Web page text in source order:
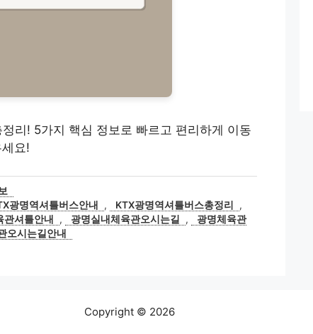
리! 5가지 핵심 정보로 빠르고 편리하게 이동
요!
광명역셔틀버스안내 , KTX광명역셔틀버스총정리
,
관셔틀안내 , 광명실내체육관오시는길 ,
광명체육관
오시는길안내
Copyright © 2026